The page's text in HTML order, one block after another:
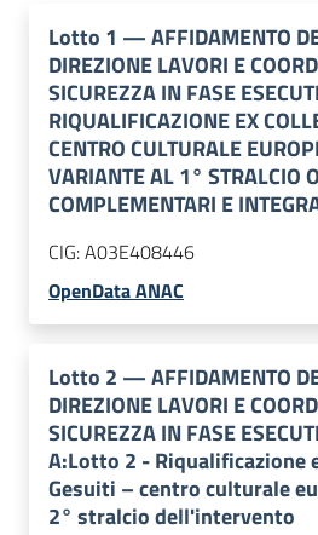
Lotto 1 —AFFIDAMENTO
DIREZIONE LAVORI E
SICUREZZA IN FASE
RIQUALIFICAZIONE EX
CENTRO CULTURALE
VARIANTE AL 1° STRALCIO
COMPLEMENTARI E
CIG:A03E408446
OpenData ANAC
Lotto 2 —AFFIDAMENTO
DIREZIONE LAVORI E
SICUREZZA IN FASE
A:Lotto 2 - Riqualificazione
Gesuiti – centro culturale
2° stralcio dell'intervento